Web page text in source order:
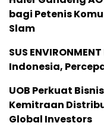
bagi Petenis
Slam
SUS
Indonesia,
UOB Perkuat
Kemitraan
Global Investors